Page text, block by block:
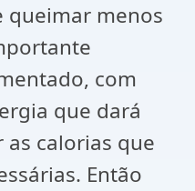
queimar menos
com
que dará
calorias que
Então